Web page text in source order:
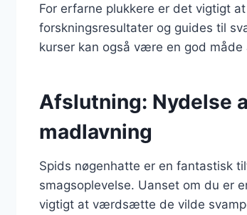
For erfarne plukkere er det vigtigt
forskningsresultater og guides til
kurser kan også være en god
Afslutning: Nydelse
madlavning
Spids nøgenhatte er en fantastisk
smagsoplevelse. Uanset om du er
vigtigt at værdsætte de vilde